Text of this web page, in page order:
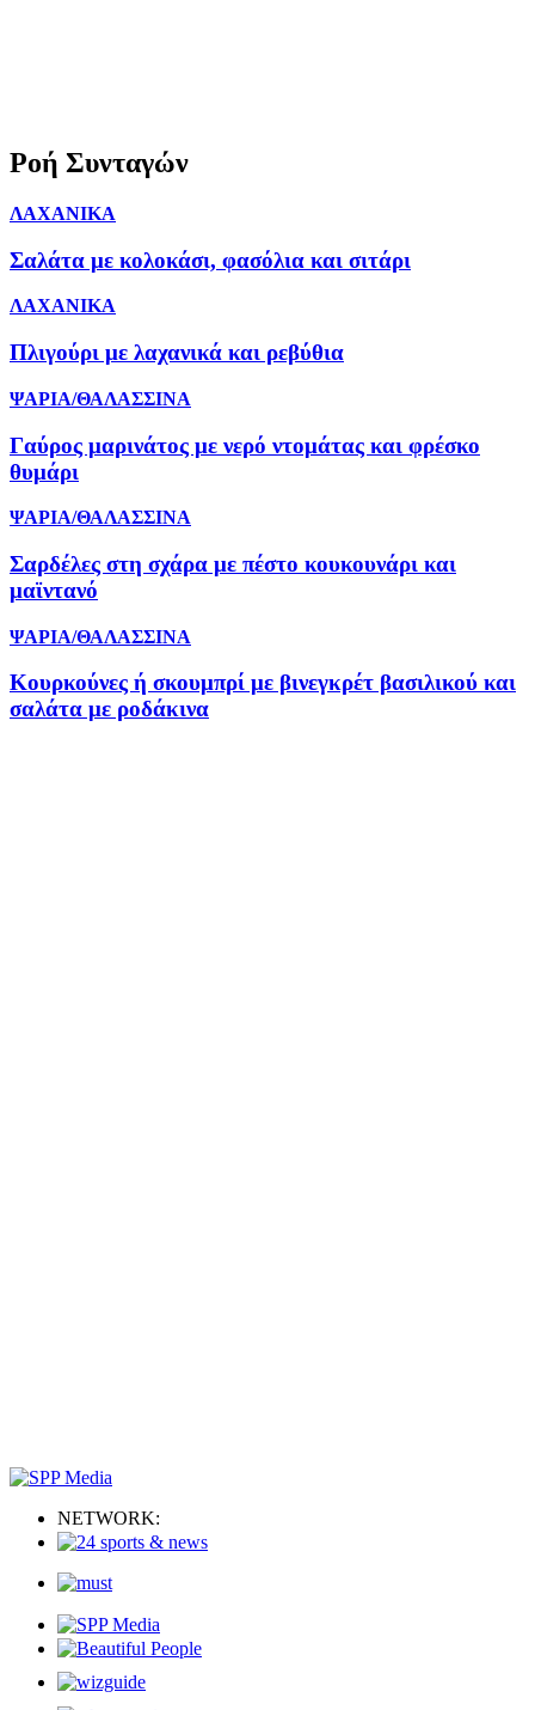
Ροή Συνταγών
ΛΑΧΑΝΙΚΑ
Σαλάτα με κολοκάσι, φασόλια και σιτάρι
ΛΑΧΑΝΙΚΑ
Πλιγούρι με λαχανικά και ρεβύθια
ΨΑΡΙΑ/ΘΑΛΑΣΣΙΝΑ
Γαύρος μαρινάτος με νερό ντομάτας και φρέσκο
θυμάρι
ΨΑΡΙΑ/ΘΑΛΑΣΣΙΝΑ
Σαρδέλες στη σχάρα με πέστο κουκουνάρι και
μαϊντανό
ΨΑΡΙΑ/ΘΑΛΑΣΣΙΝΑ
Κουρκούνες ή σκουμπρί με βινεγκρέτ βασιλικού και
σαλάτα με ροδάκινα
NETWORK: